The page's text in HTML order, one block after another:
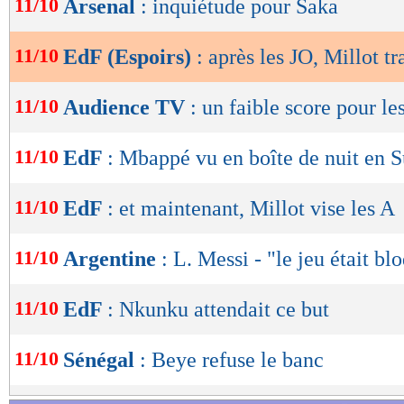
de
OK
11/10 Arsenal : inquiétude pour Saka
11/10 EdF (Espoirs) : après les JO, Millot
11/10 Audience TV : un faible score pour
11/10 EdF : Mbappé vu en boîte de nuit en
11/10 EdF : et maintenant, Millot vise les A
11/10 Argentine : L. Messi - "le jeu était
11/10 EdF : Nkunku attendait ce but
11/10 Sénégal : Beye refuse le banc